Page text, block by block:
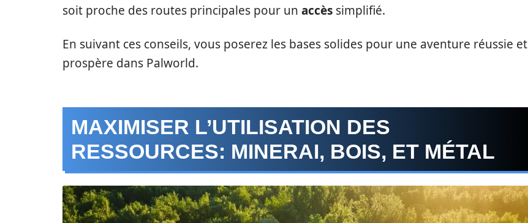
soit proche des routes principales pour un accès simplifié.
En suivant ces conseils, vous poserez les bases solides pour une aventure réussie et
prospère dans Palworld.
MAXIMISER L’UTILISATION DES
RESSOURCES: MINERAI, BOIS, ET MÉTAL